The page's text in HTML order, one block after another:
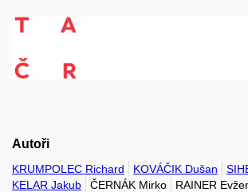
Autoři
KRUMPOLEC Richard KOVÁČIK Dušan
KELAR Jakub
ČERNÁK Mirko RAINER